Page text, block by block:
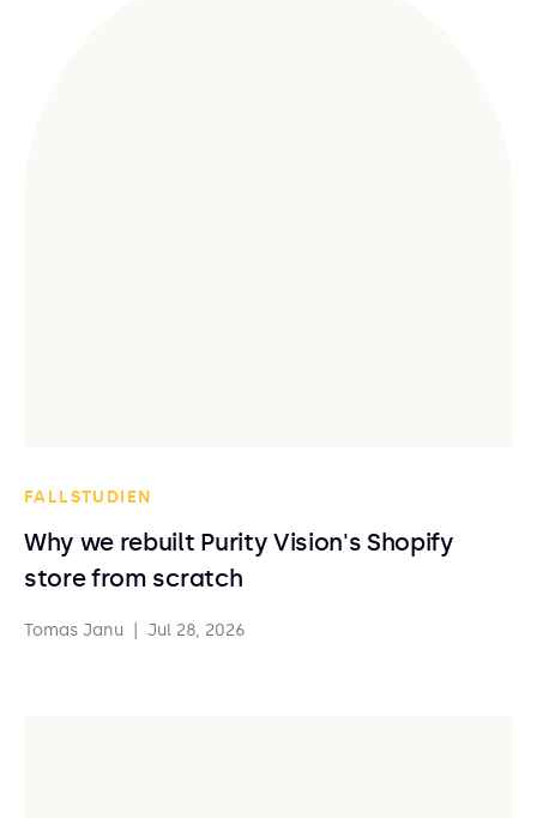
FALLSTUDIEN
Why we rebuilt Purity Vision's Shopify
store from scratch
Tomas Janu Jul 28, 2026